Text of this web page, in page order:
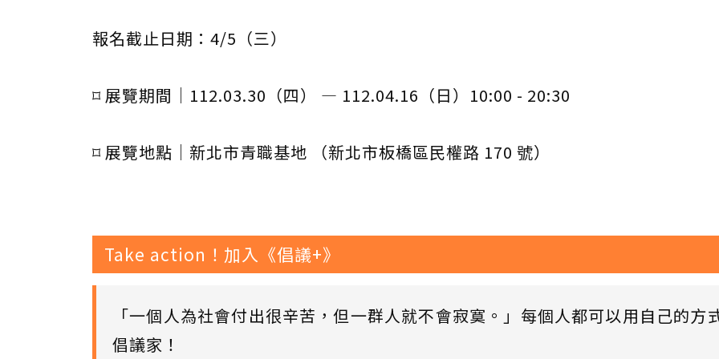
報名截止日期：4/5（三）
⌑ 展覽期間｜112.03.30（四） — 112.04.16（日）10:00 - 20:30
⌑ 展覽地點｜新北市青職基地 （新北市板橋區民權路 170 號）
Take action！加入《倡議+》
「一個人為社會付出很辛苦，但一群人就不會寂寞。」每個人都可以用自己的方
倡議家！